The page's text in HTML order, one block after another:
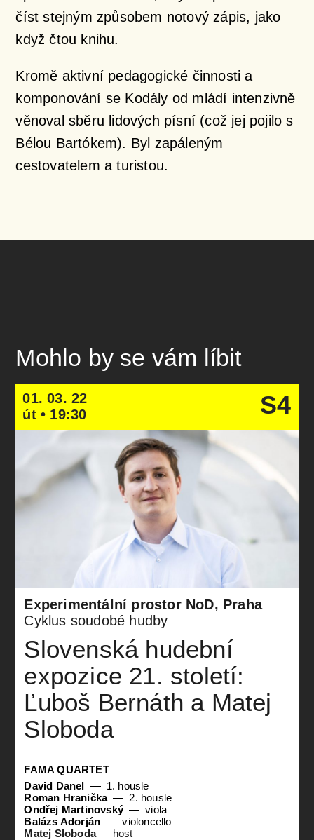
číst stejným způsobem notový zápis, jako
když čtou knihu.
Kromě aktivní pedagogické činnosti a
komponování se Kodály od mládí intenzivně
věnoval sběru lidových písní (což jej pojilo s
Bélou Bartókem). Byl zapáleným
cestovatelem a turistou.
Mohlo by se vám líbit
01. 03. 22
út • 19:30
S4
Experimentální prostor NoD, Praha
Cyklus soudobé hudby
Slovenská hudební
expozice 21. století:
Ľuboš Bernáth a Matej
Sloboda
FAMA QUARTET
David Danel
1. housle
Roman Hranička
2. housle
Ondřej Martinovský
viola
Balázs Adorján
violoncello
Matej Sloboda— host